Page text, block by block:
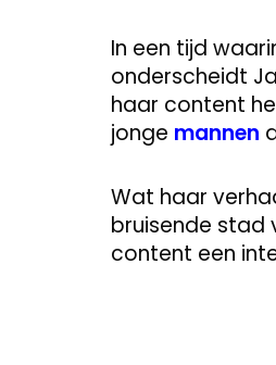
In een tijd
onderscheidt
haar content
jonge mannen
Wat haar
bruisende stad
content een